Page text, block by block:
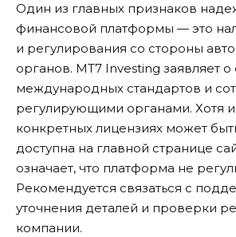
Один из главных признаков
финансовой платформы — это
и регулирования со стороны
органов. MT7 Investing заявляет
международных стандартов и
регулирующими органами. Хотя
конкретных лицензиях может
доступна на главной странице
означает, что платформа не
Рекомендуется связаться с
уточнения деталей и проверки
компании.